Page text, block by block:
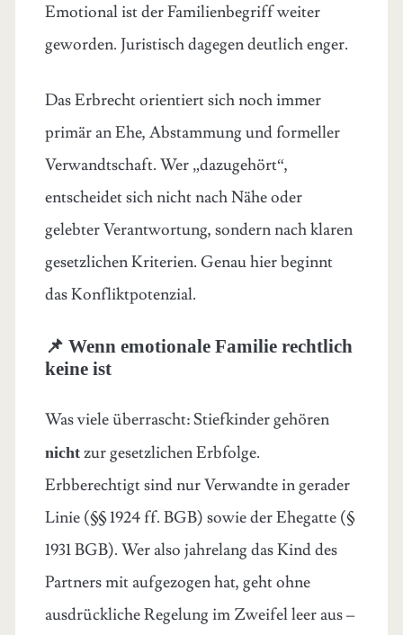
Emotional ist der Familienbegriff weiter
geworden. Juristisch dagegen deutlich enger.
Das Erbrecht orientiert sich noch immer
primär an Ehe, Abstammung und formeller
Verwandtschaft. Wer „dazugehört“,
entscheidet sich nicht nach Nähe oder
gelebter Verantwortung, sondern nach klaren
gesetzlichen Kriterien. Genau hier beginnt
das Konfliktpotenzial.
📌 Wenn emotionale Familie rechtlich
keine ist
Was viele überrascht: Stiefkinder gehören
nichtzur gesetzlichen Erbfolge.
Erbberechtigt sind nur Verwandte in gerader
Linie (§§ 1924 ff. BGB) sowie der Ehegatte (§
1931 BGB). Wer also jahrelang das Kind des
Partners mit aufgezogen hat, geht ohne
ausdrückliche Regelung im Zweifel leer aus –